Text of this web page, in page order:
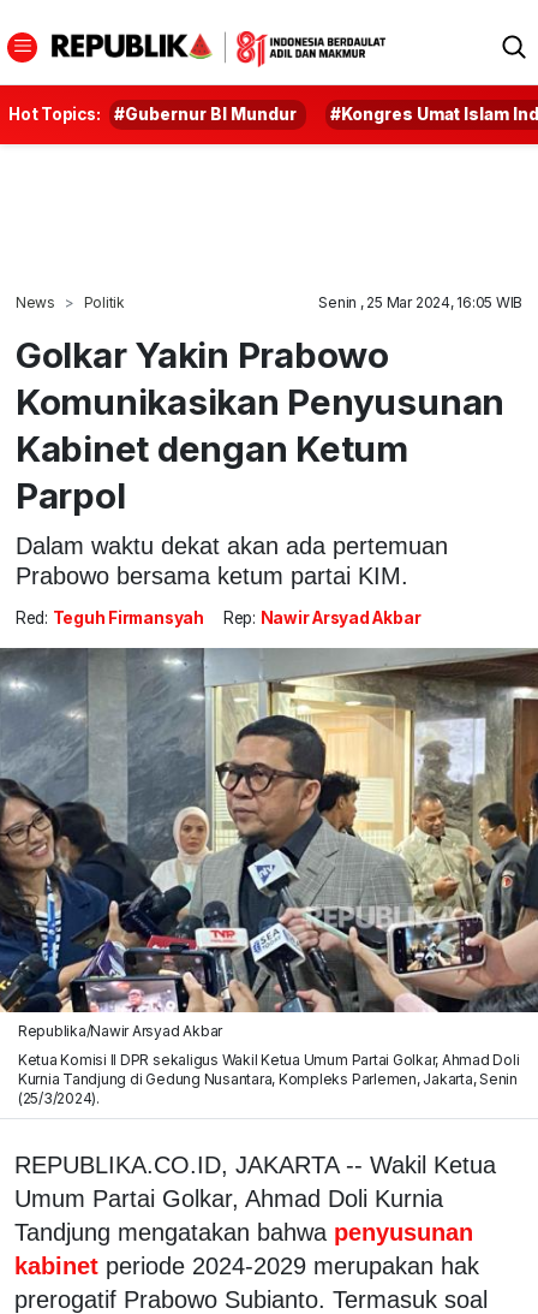
Hot Topics: #Gubernur BI Mundur #Kongres Umat Islam
News Politik Senin , 25 Mar 2024, 16:05 WIB
Golkar Yakin Prabowo
Komunikasikan Penyusunan
Kabinet dengan Ketum
Parpol
Dalam waktu dekat akan ada pertemuan
Prabowo bersama ketum partai KIM.
Red: Teguh Firmansyah Rep: Nawir Arsyad Akbar
Republika/Nawir Arsyad Akbar
Ketua Komisi II DPR sekaligus Wakil Ketua Umum Partai Golkar, Ahmad Doli
Kurnia Tandjung di Gedung Nusantara, Kompleks Parlemen, Jakarta, Senin
(25/3/2024).
REPUBLIKA.CO.ID, JAKARTA -- Wakil Ketua
Umum Partai Golkar, Ahmad Doli Kurnia
Tandjung mengatakan bahwa penyusunan
kabinet periode 2024-2029 merupakan hak
prerogatif Prabowo Subianto. Termasuk soal